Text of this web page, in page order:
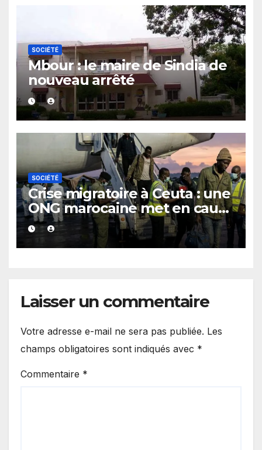
SOCIÉTÉ
Mbour : le maire de Sindia de
nouveau arrêté
SOCIÉTÉ
Crise migratoire à Ceuta : une
ONG marocaine met en cause
les responsabilités de Rabat
et de Madrid
Laisser un commentaire
Votre adresse e-mail ne sera pas publiée. Les
champs obligatoires sont indiqués avec *
Commentaire *